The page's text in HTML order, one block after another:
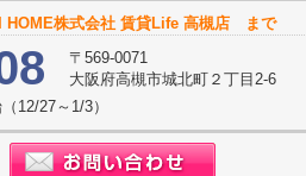
HOME株式会社 賃貸Life 高槻店 まで
〒569-0071
大阪府高槻市城北町２丁目2-6
12/27～1/3）